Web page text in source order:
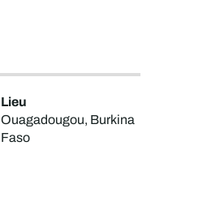
Lieu
Ouagadougou, Burkina
Faso